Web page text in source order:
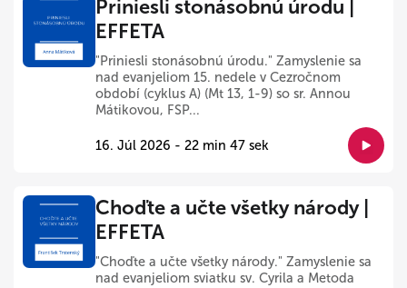
Priniesli stonásobnú úrodu |
EFFETA
"Priniesli stonásobnú úrodu." Zamyslenie sa
nad evanjeliom 15. nedele v Cezročnom
období (cyklus A) (Mt 13, 1-9) so sr. Annou
Mátikovou, FSP...
16. Júl 2026 - 22 min 47 sek
Choďte a učte všetky národy |
EFFETA
"Choďte a učte všetky národy." Zamyslenie sa
nad evanjeliom sviatku sv. Cyrila a Metoda